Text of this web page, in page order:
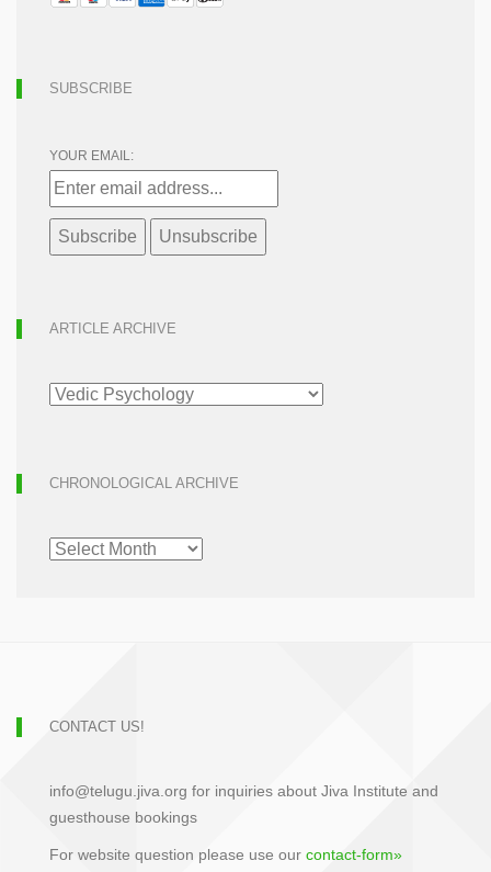
SUBSCRIBE
YOUR EMAIL:
ARTICLE ARCHIVE
ARTICLE
ARCHIVE
CHRONOLOGICAL ARCHIVE
CHRONOLOGICAL
ARCHIVE
CONTACT US!
info@telugu.jiva.org for inquiries about Jiva Institute and
guesthouse bookings
For website question please use our contact-form»